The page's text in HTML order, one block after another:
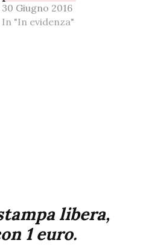
30 Giugno 2016
In "In evidenza"
libera,
1 euro.